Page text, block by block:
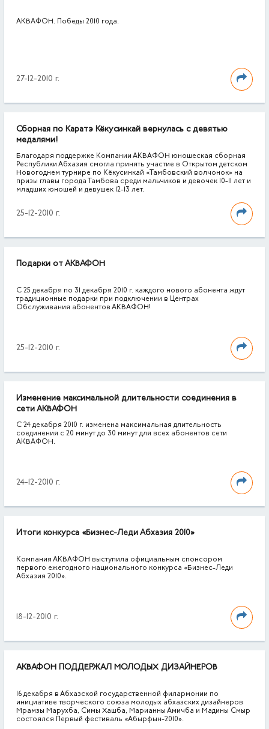
АКВАФОН. Победы 2010 года.
27-12-2010 г.
Сборная по Каратэ Кёкусинкай вернулась с девятью
медалями!
Благодаря поддержке Компании АКВАФОН юношеская сборная
Республики Абхазия смогла принять участие в Открытом детском
Новогоднем турнире по Кёкусинкай «Тамбовский волчонок» на
призы главы города Тамбова среди мальчиков и девочек 10-11 лет и
младших юношей и девушек 12-13 лет.
25-12-2010 г.
Подарки от АКВАФОН
С 25 декабря по 31 декабря 2010 г. каждого нового абонента ждут
традиционные подарки при подключении в Центрах
Обслуживания абонентов АКВАФОН!
25-12-2010 г.
Изменение максимальной длительности соединения в
сети АКВАФОН
С 24 декабря 2010 г. изменена максимальная длительность
соединения с 20 минут до 30 минут для всех абонентов сети
АКВАФОН.
24-12-2010 г.
Итоги конкурса «Бизнес-Леди Абхазия 2010»
Компания АКВАФОН выступила официальным спонсором
первого ежегодного национального конкурса «Бизнес-Леди
Абхазия 2010».
18-12-2010 г.
АКВАФОН ПОДДЕРЖАЛ МОЛОДЫХ ДИЗАЙНЕРОВ
16 декабря в Абхазской государственной филармонии по
инициативе творческого союза молодых абхазских дизайнеров
Мрамзы Марухба, Симы Хашба, Марианны Амичба и Мадины Смыр
состоялся Первый фестиваль «Абырфын-2010».